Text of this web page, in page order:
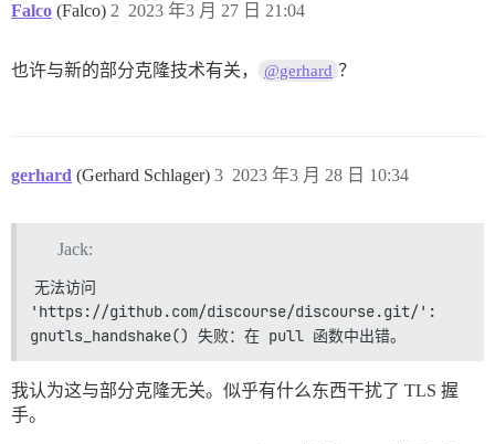
Falco (Falco) 2023 年3 月 27 日 21:04
2
也许与新的部分克隆技术有关， @gerhard ？
gerhard (Gerhard Schlager) 2023 年3 月 28 日 10:34
3
Jack:
无法访问
'https://github.com/discourse/discourse.git/':
gnutls_handshake() 失败：在 pull 函数中出错。
我认为这与部分克隆无关。似乎有什么东西干扰了 TLS 握
手。